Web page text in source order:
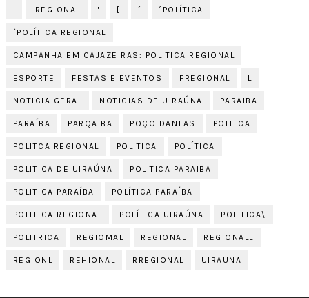
. .REGIONAL ' [ ´ ´POLÍTICA
´POLÍTICA REGIONAL
CAMPANHA EM CAJAZEIRAS: POLITICA REGIONAL
ESPORTE FESTAS E EVENTOS FREGIONAL L
NOTICIA GERAL NOTICIAS DE UIRAÚNA PARAIBA
PARAÍBA PARQAIBA POÇO DANTAS POLITCA
POLITCA REGIONAL POLITICA POLÍTICA
POLITICA DE UIRAÚNA POLITICA PARAIBA
POLITICA PARAÍBA POLÍTICA PARAÍBA
POLITICA REGIONAL POLÍTICA UIRAÚNA POLITICA\
POLITRICA REGIOMAL REGIONAL REGIONALL
REGIONL REHIONAL RREGIONAL UIRAUNA